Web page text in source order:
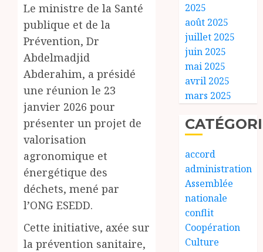
Le ministre de la Santé
publique et de la
Prévention, Dr
Abdelmadjid
Abderahim, a présidé
une réunion le 23
janvier 2026 pour
présenter un projet de
valorisation
agronomique et
énergétique des
déchets, mené par
l’ONG ESEDD.
Cette initiative, axée sur
la prévention sanitaire,
2025
août 2025
juillet 2025
juin 2025
mai 2025
avril 2025
mars 2025
accord
administration
Assemblée
nationale
conflit
Coopération
Culture